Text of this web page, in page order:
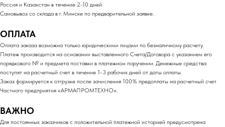
Россия и Казахстан в течение 2-10 дней.
Самовывоз со склада в г. Минске по предварительной заявке.
ОПЛАТА
Оплата заказа возможна только юридическими лицами по безналичному расчету.
Платеж производится на основании выставленного Счета/Договора с указанием его
порядкового № и предмета поставки в платежном поручении. Денежные средства
поступят на расчетный счет в течение 1-3 рабочих дней от даты оплаты.
Заказ формируется к отгрузке после зачисления 100% предоплаты на расчетный счет
Частного предприятия «АРМАПРОМТЕХНО».
ВАЖНО
Для постоянных заказчиков с положительной платежной историей предусмотрена